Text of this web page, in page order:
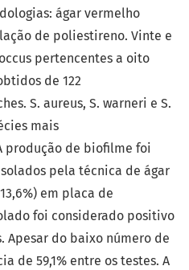
ágar vermelho
de poliestireno. Vinte e
pertencentes a oito
de 122
S. aureus, S. warneri e S.
mais
produção de biofilme foi
pela técnica de ágar
em placa de
foi considerado positivo
Apesar do baixo número de
de 59,1% entre os testes. A